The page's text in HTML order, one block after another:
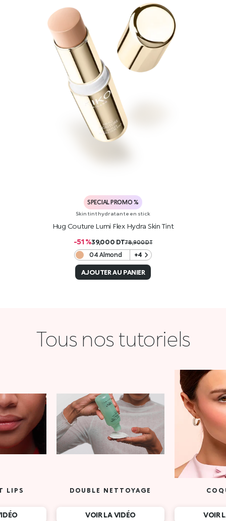
SPECIAL PROMO %
Skin tint hydratante en stick
Hug Couture Lumi Flex Hydra Skin Tint
-51 %39,000 DT78,900DT
04 Almond +4
AJOUTER AU PANIER
Tous nos tutoriels
LIPS DOUBLE NETTOYAGE
VOIR LA VIDÉO VOIR